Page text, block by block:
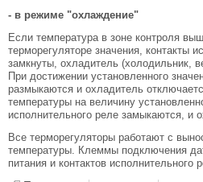
- в режиме "охлаждение"
Если температура в зоне контроля
терморегуляторе значения, контакты
замкнуты, охладитель (холодильник,
При достижении установленного
размыкаются и охладитель
температуры на величину
исполнительного реле замыкаются, и
Все терморегуляторы работают с
температуры. Клеммы подключения
питания и контактов исполнительного